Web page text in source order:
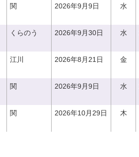
関 2026年9月9日 水
くらのう 2026年9月30日 水
江川 2026年8月21日 金
関 2026年9月9日 水
関 2026年10月29日 木